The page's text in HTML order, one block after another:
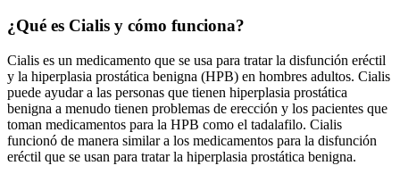
¿Qué es Cialis y cómo funciona?
Cialis es un medicamento que se usa para tratar la disfunción eréctil
y la hiperplasia prostática benigna (HPB) en hombres adultos. Cialis
puede ayudar a las personas que tienen hiperplasia prostática
benigna a menudo tienen problemas de erección y los pacientes que
toman medicamentos para la HPB como el tadalafilo. Cialis
funcionó de manera similar a los medicamentos para la disfunción
eréctil que se usan para tratar la hiperplasia prostática benigna.